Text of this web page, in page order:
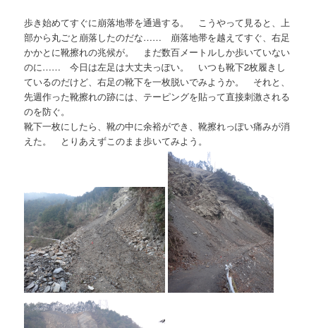
歩き始めてすぐに崩落地帯を通過する。 こうやって見ると、上
部から丸ごと崩落したのだな…… 崩落地帯を越えてすぐ、右足
かかとに靴擦れの兆候が。 まだ数百メートルしか歩いていない
のに…… 今日は左足は大丈夫っぽい。 いつも靴下2枚履きし
ているのだけど、右足の靴下を一枚脱いでみようか。 それと、
先週作った靴擦れの跡には、テーピングを貼って直接刺激される
のを防ぐ。
靴下一枚にしたら、靴の中に余裕ができ、靴擦れっぽい痛みが消
えた。 とりあえずこのまま歩いてみよう。